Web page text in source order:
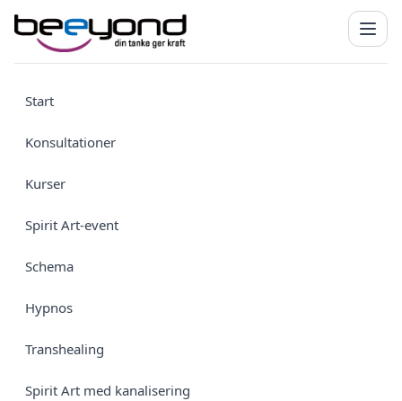
Start
Konsultationer
Kurser
Spirit Art-event
Schema
Hypnos
Transhealing
Spirit Art med kanalisering